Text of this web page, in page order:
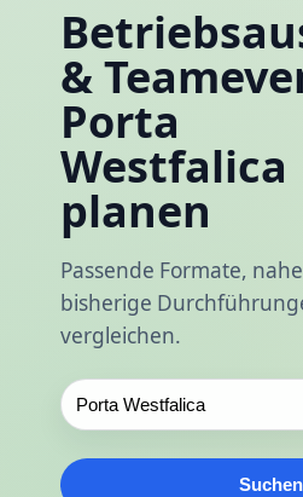
&
Porta
Westfalica
planen
Passende Formate,
bisherige
vergleichen.
Suchen